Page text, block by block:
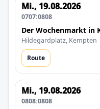
Mi., 19.08.2026
0707:0808
Der Wochenmarkt in
Hildegardplatz, Kempten
Route
Mi., 19.08.2026
0808:0808